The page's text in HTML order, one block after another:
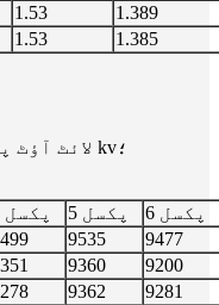
1.53
1.389
1.53 1.385
پکسل 4 پکسل 5
پکسل 6
9535
9477
9360
9200
9362
9281